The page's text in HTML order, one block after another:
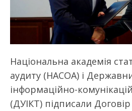
Національна академія
аудиту (НАСОА) і
інформаційно-
(ДУІКТ) підписали